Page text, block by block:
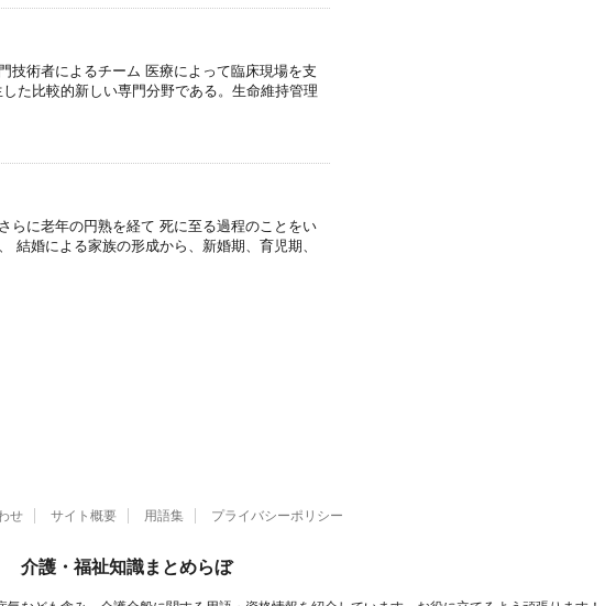
技術者によるチーム 医療によって臨床現場を支
た比較的新しい専門分野である。生命維持管理
らに老年の円熟を経て 死に至る過程のことをい
結婚による家族の形成から、新婚期、育児期、
せ サイト概要 用語集 プライバシーポリシー
介護・福祉知識まとめらぼ